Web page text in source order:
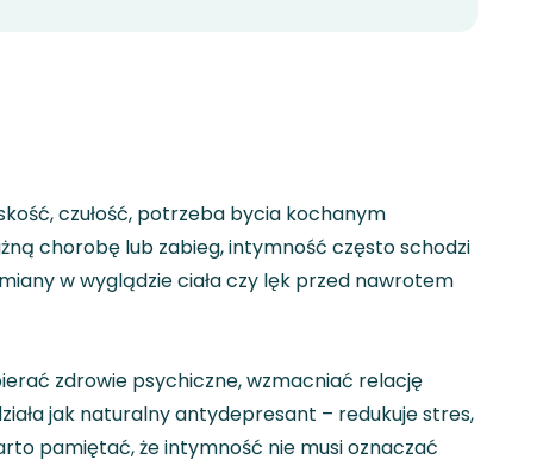
czułość, potrzeba bycia kochanym
chorobę lub zabieg, intymność często schodzi
w wyglądzie ciała czy lęk przed nawrotem
zdrowie psychiczne, wzmacniać relację
jak naturalny antydepresant – redukuje stres,
pamiętać, że intymność nie musi oznaczać